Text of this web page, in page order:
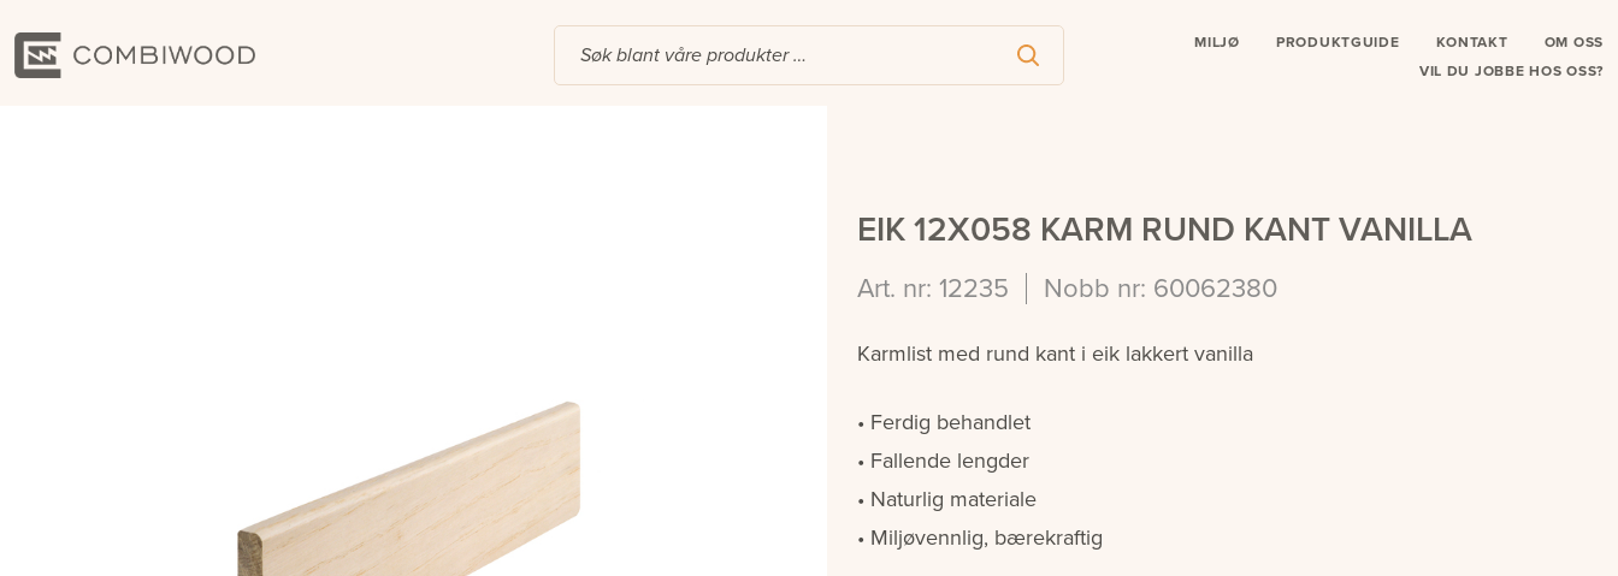
MILJØ PRODUKTGUIDE KONTAKT
OM OSS
VIL DU JOBBE HOS OSS?
EIK 12X058 KARM RUND KANT VANILLA
Art. nr: 12235 Nobb nr: 60062380
Karmlist med rund kant i eik lakkert vanilla
Ferdig behandlet
Fallende lengder
Naturlig materiale
Miljøvennlig, bærekraftig